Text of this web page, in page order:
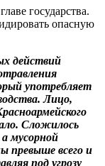
государства.
опасную
действий
употребляет
Лицо,
Сложилось
мусорной
превыше всего и
под угрозу